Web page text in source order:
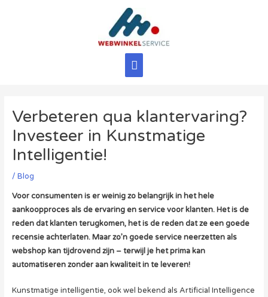
Hoofdmenu
Verbeteren qua klantervaring?
Investeer in Kunstmatige
Intelligentie!
/ Blog
Voor consumenten is er weinig zo belangrijk in het hele
aankoopproces als de ervaring en service voor klanten. Het is de
reden dat klanten terugkomen, het is de reden dat ze een goede
recensie achterlaten. Maar zo’n goede service neerzetten als
webshop kan tijdrovend zijn – terwijl je het prima kan
automatiseren zonder aan kwaliteit in te leveren!
Kunstmatige intelligentie, ook wel bekend als Artificial Intelligence